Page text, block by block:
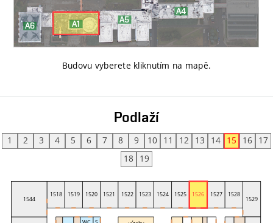
Budovu vyberete kliknutím na mapě.
Podlaží
1 2 3 4 5 6 7 8 9 10 11 12 13 14 15 16
17
18
19